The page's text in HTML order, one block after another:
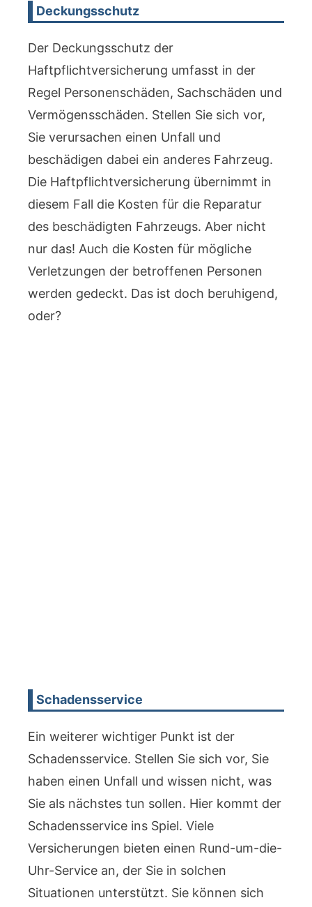
Deckungsschutz
Der Deckungsschutz der
Haftpflichtversicherung umfasst in der
Regel Personenschäden, Sachschäden und
Vermögensschäden. Stellen Sie sich vor,
Sie verursachen einen Unfall und
beschädigen dabei ein anderes Fahrzeug.
Die Haftpflichtversicherung übernimmt in
diesem Fall die Kosten für die Reparatur
des beschädigten Fahrzeugs. Aber nicht
nur das! Auch die Kosten für mögliche
Verletzungen der betroffenen Personen
werden gedeckt. Das ist doch beruhigend,
oder?
Schadensservice
Ein weiterer wichtiger Punkt ist der
Schadensservice. Stellen Sie sich vor, Sie
haben einen Unfall und wissen nicht, was
Sie als nächstes tun sollen. Hier kommt der
Schadensservice ins Spiel. Viele
Versicherungen bieten einen Rund-um-die-
Uhr-Service an, der Sie in solchen
Situationen unterstützt. Sie können sich